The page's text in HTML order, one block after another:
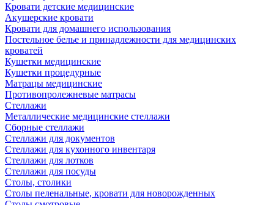
Кровати детские медицинские
Акушерские кровати
Кровати для домашнего использования
Постельное белье и принадлежности для медицинских
кроватей
Кушетки медицинские
Кушетки процедурные
Матрацы медицинские
Противопролежневые матрасы
Стеллажи
Металлические медицинские стеллажи
Сборные стеллажи
Стеллажи для документов
Стеллажи для кухонного инвентаря
Стеллажи для лотков
Стеллажи для посуды
Столы, столики
Столы пеленальные, кровати для новорожденных